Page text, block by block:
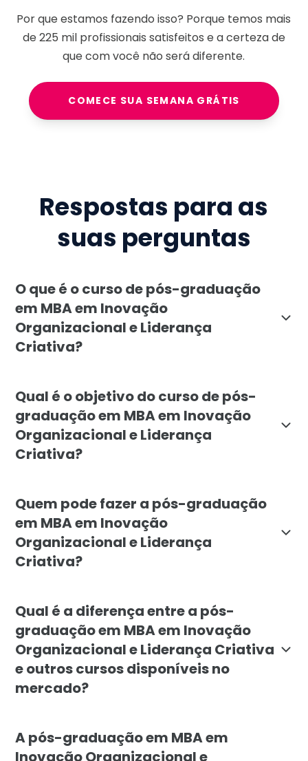
Por que estamos fazendo isso? Porque temos mais
de225 milprofissionais satisfeitos e a certeza de
que com você não será diferente.
COMECE SUA SEMANA GRÁTIS
Respostas para as
suas perguntas
O que é o curso de pós-graduação
em MBA em Inovação
Organizacional e Liderança
Criativa?
Qual é o objetivo do curso de pós-
graduação em MBA em Inovação
Organizacional e Liderança
Criativa?
Quem pode fazer a pós-graduação
em MBA em Inovação
Organizacional e Liderança
Criativa?
Qual é a diferença entre a pós-
graduação em MBA em Inovação
Organizacional e Liderança Criativa
e outros cursos disponíveis no
mercado?
A pós-graduação em MBA em
Inovação Organizacional e